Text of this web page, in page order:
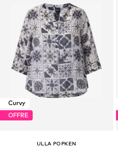
Curvy
OFFRE
ULLA POPKEN